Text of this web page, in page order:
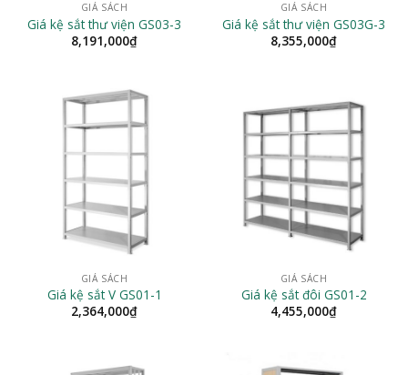
GIÁ SÁCH
Giá kệ sắt thư viện GS03-3
8,191,000₫
GIÁ SÁCH
Giá kệ sắt thư viện GS03G-3
8,355,000₫
GIÁ SÁCH
Giá kệ sắt V GS01-1
2,364,000₫
GIÁ SÁCH
Giá kệ sắt đôi GS01-2
4,455,000₫